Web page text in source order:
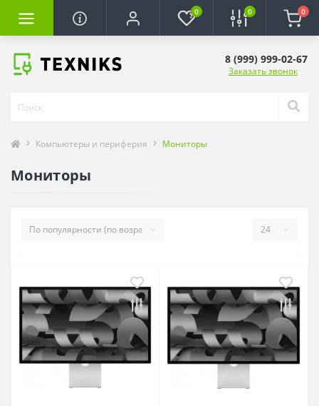
0 0 0
8 (999) 999-02-67
Заказать звонок
Компьютеры и периферия Мониторы
Мониторы